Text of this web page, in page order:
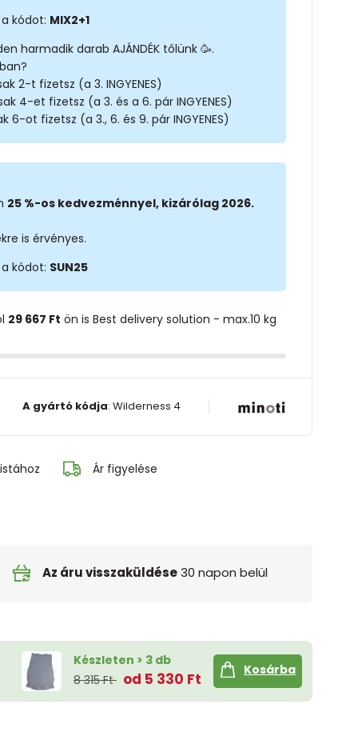
kódot: MIX2+1
harmadik darab AJÁNDÉK tőlünk 🥳.
2-t fizetsz (a 3. INGYENES)
4-et fizetsz (a 3. és a 6. pár INGYENES)
6-ot fizetsz (a 3., 6. és 9. pár INGYENES)
25 %-os kedvezménnyel, kizárólag 2026.
is érvényes.
kódot: SUN25
29 667 Ft ön is Best delivery solution - max.10 kg
A gyártó kódja:Wilderness 4
Ár figyelése
Az áru visszaküldése30 napon belül
Készleten > 3 db
8 315 Ft od 5 330 Ft
Kosárba